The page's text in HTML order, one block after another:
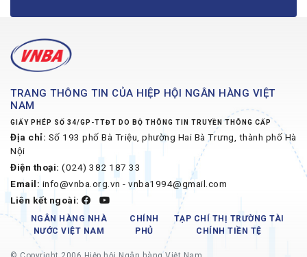
TRANG THÔNG TIN CỦA HIỆP HỘI NGÂN HÀNG VIỆT
NAM
GIẤY PHÉP SỐ 34/GP-TTĐT DO BỘ THÔNG TIN TRUYỀN THÔNG CẤP
Địa chỉ: Số 193 phố Bà Triệu, phường Hai Bà Trưng, thành phố Hà
Nội
Điện thoại: (024) 382 187 33
Email: info@vnba.org.vn - vnba1994@gmail.com
Liên kết ngoài:
NGÂN HÀNG NHÀ
NƯỚC VIỆT NAM
CHÍNH
PHỦ
TẠP CHÍ THỊ TRƯỜNG TÀI
CHÍNH TIỀN TỆ